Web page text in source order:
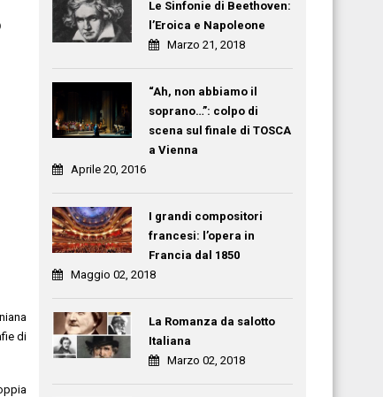
di
Le Sinfonie di Beethoven:
l’Eroica e Napoleone
Marzo 21, 2018
“Ah, non abbiamo il
soprano…”: colpo di
scena sul finale di TOSCA
a Vienna
Aprile 20, 2016
I grandi compositori
francesi: l’opera in
Francia dal 1850
Maggio 02, 2018
La Romanza da salotto
Italiana
Marzo 02, 2018